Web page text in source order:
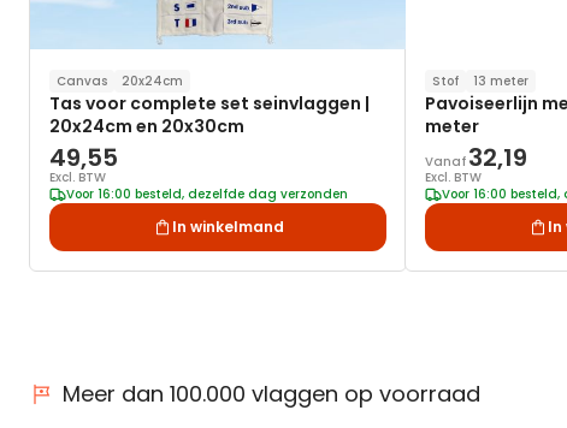
Canvas 20x24cm
Tas voor complete set seinvlaggen |
20x24cm en 20x30cm
49,55
Excl. BTW
Voor 16:00 besteld, dezelfde dag verzonden
In winkelmand
Stof 13 meter
Pavoiseerlijn
meter
Vanaf 32,19
Excl. BTW
Voor 16:00
In
Meer dan 100.000 vlaggen op voorraad